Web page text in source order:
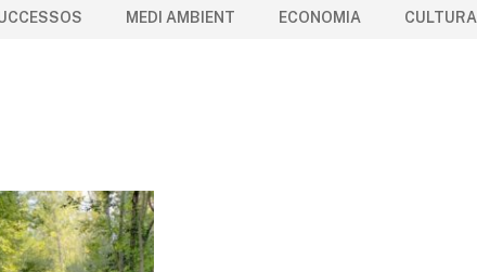
MEDI AMBIENT ECONOMIA CULTURA